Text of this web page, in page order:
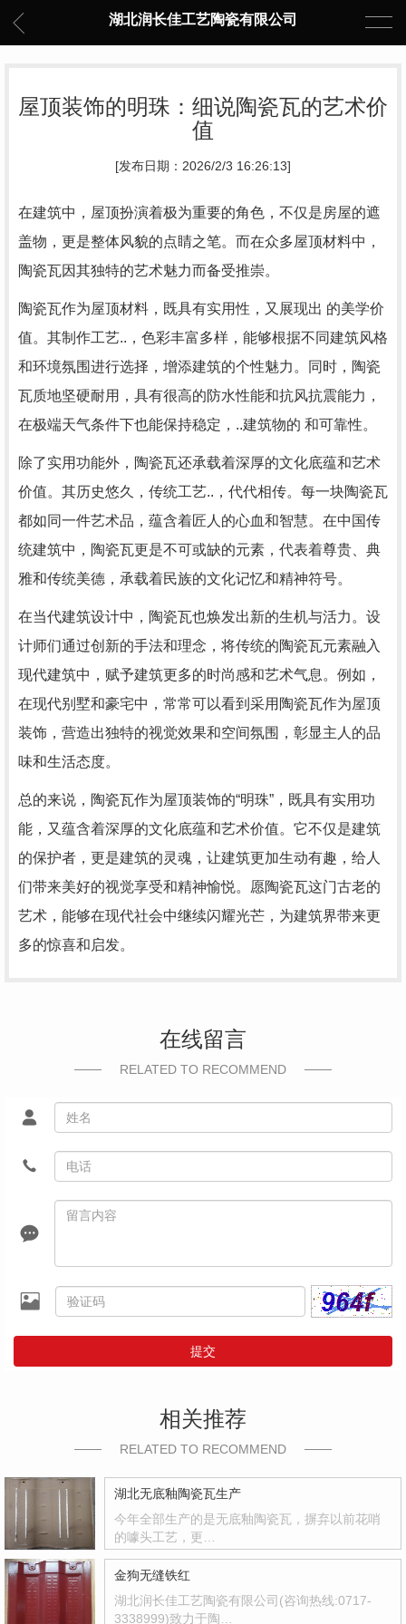
湖北润长佳工艺陶瓷有限公司
屋顶装饰的明珠：细说陶瓷瓦的艺术价
值
[发布日期：2026/2/3 16:26:13]
在建筑中，屋顶扮演着极为重要的角色，不仅是房屋的遮
盖物，更是整体风貌的点睛之笔。而在众多屋顶材料中，
陶瓷瓦因其独特的艺术魅力而备受推崇。
陶瓷瓦作为屋顶材料，既具有实用性，又展现出 的美学价
值。其制作工艺..，色彩丰富多样，能够根据不同建筑风格
和环境氛围进行选择，增添建筑的个性魅力。同时，陶瓷
瓦质地坚硬耐用，具有很高的防水性能和抗风抗震能力，
在极端天气条件下也能保持稳定，..建筑物的 和可靠性。
除了实用功能外，陶瓷瓦还承载着深厚的文化底蕴和艺术
价值。其历史悠久，传统工艺..，代代相传。每一块陶瓷瓦
都如同一件艺术品，蕴含着匠人的心血和智慧。在中国传
统建筑中，陶瓷瓦更是不可或缺的元素，代表着尊贵、典
雅和传统美德，承载着民族的文化记忆和精神符号。
在当代建筑设计中，陶瓷瓦也焕发出新的生机与活力。设
计师们通过创新的手法和理念，将传统的陶瓷瓦元素融入
现代建筑中，赋予建筑更多的时尚感和艺术气息。例如，
在现代别墅和豪宅中，常常可以看到采用陶瓷瓦作为屋顶
装饰，营造出独特的视觉效果和空间氛围，彰显主人的品
味和生活态度。
总的来说，陶瓷瓦作为屋顶装饰的“明珠”，既具有实用功
能，又蕴含着深厚的文化底蕴和艺术价值。它不仅是建筑
的保护者，更是建筑的灵魂，让建筑更加生动有趣，给人
们带来美好的视觉享受和精神愉悦。愿陶瓷瓦这门古老的
艺术，能够在现代社会中继续闪耀光芒，为建筑界带来更
多的惊喜和启发。
在线留言
RELATED TO RECOMMEND
提交
相关推荐
RELATED TO RECOMMEND
湖北无底釉陶瓷瓦生产
今年全部生产的是无底釉陶瓷瓦，摒弃以前花哨
的噱头工艺，更…
金狗无缝铁红
湖北润长佳工艺陶瓷有限公司(咨询热线:0717-
3338999)致力于陶…